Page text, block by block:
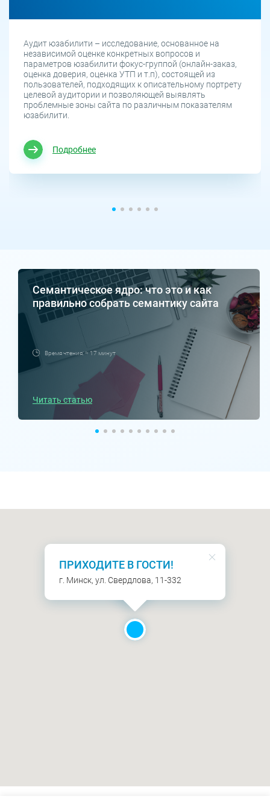
Аудит юзабилити – исследование, основанное на
независимой оценке конкретных вопросов и
параметров юзабилити фокус-группой (онлайн-заказ,
оценка доверия, оценка УТП и т.п), состоящей из
пользователей, подходящих к описательному портрету
целевой аудитории и позволяющей выявлять
проблемные зоны сайта по различным показателям
юзабилити.
Подробнее
Семантическое ядро: что это и как
правильно собрать семантику сайта
Время чтения: ≈ 17 минут
Читать статью
ПРИХОДИТЕ В ГОСТИ!
г. Минск, ул. Свердлова, 11-332